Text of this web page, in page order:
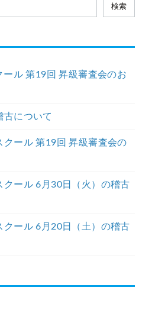
検索
ール 第19回 昇級審査会のお
古について
クール 第19回 昇級審査会の
クール 6月30日（火）の稽古
クール 6月20日（土）の稽古